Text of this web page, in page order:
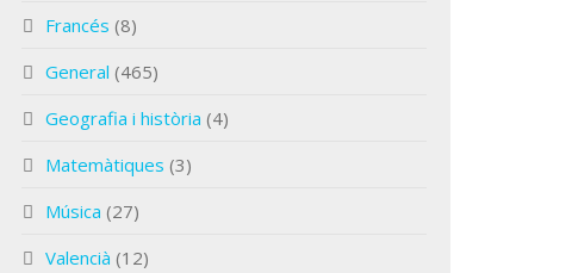
Francés (8)
General (465)
Geografia i història (4)
Matemàtiques (3)
Música (27)
Valencià (12)